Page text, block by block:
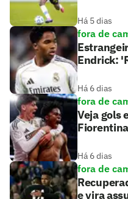
Há 5 dias
fora de
Endrick:
Há 6 dias
fora de
Veja gols
Há 6 dias
fora de
e vira